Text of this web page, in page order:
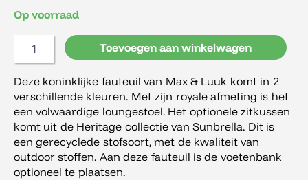
Op voorraad
incl.
kussen.
Toevoegen aan winkelwagen
Deze koninklijke fauteuil van Max & Luuk komt in 2
verschillende kleuren. Met zijn royale afmeting is het
een volwaardige loungestoel. Het optionele zitkussen
komt uit de Heritage collectie van Sunbrella. Dit is
een gerecyclede stofsoort, met de kwaliteit van
outdoor stoffen. Aan deze fauteuil is de voetenbank
optioneel te plaatsen.